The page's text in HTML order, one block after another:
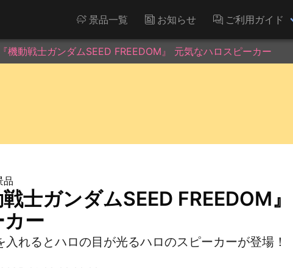
景品一覧 お知らせ ご利用ガイド
『機動戦士ガンダムSEED FREEDOM』 元気なハロスピーカー
品
戦士ガンダムSEED FREEDOM
ー
入れるとハロの目が光るハロのスピーカーが登場！